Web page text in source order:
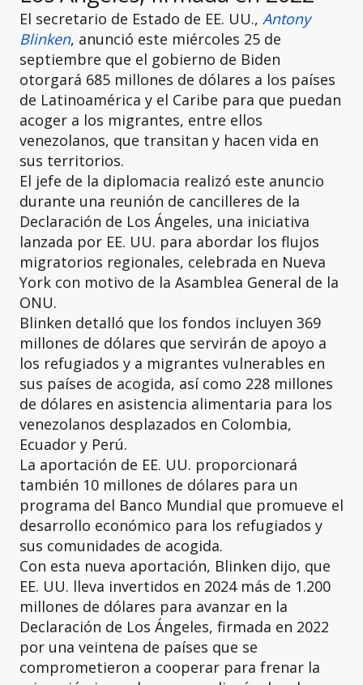
El secretario de Estado de EE. UU., Antony
Blinken, anunció este miércoles 25 de
septiembre que el gobierno de Biden
otorgará 685 millones de dólares a los países
de Latinoamérica y el Caribe para que puedan
acoger a los migrantes, entre ellos
venezolanos, que transitan y hacen vida en
sus territorios.
El jefe de la diplomacia realizó este anuncio
durante una reunión de cancilleres de la
Declaración de Los Ángeles, una iniciativa
lanzada por EE. UU. para abordar los flujos
migratorios regionales, celebrada en Nueva
York con motivo de la Asamblea General de la
ONU.
Blinken detalló que los fondos incluyen 369
millones de dólares que servirán de apoyo a
los refugiados y a migrantes vulnerables en
sus países de acogida, así como 228 millones
de dólares en asistencia alimentaria para los
venezolanos desplazados en Colombia,
Ecuador y Perú.
La aportación de EE. UU. proporcionará
también 10 millones de dólares para un
programa del Banco Mundial que promueve el
desarrollo económico para los refugiados y
sus comunidades de acogida.
Con esta nueva aportación, Blinken dijo, que
EE. UU. lleva invertidos en 2024 más de 1.200
millones de dólares para avanzar en la
Declaración de Los Ángeles, firmada en 2022
por una veintena de países que se
comprometieron a cooperar para frenar la